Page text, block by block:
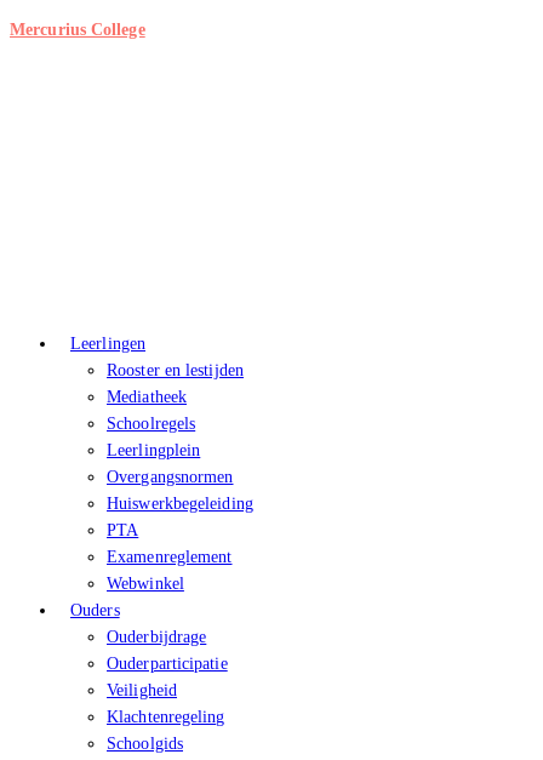
Mercurius College
Menu
Leerlingen
Rooster en lestijden
Mediatheek
Schoolregels
Leerlingplein
Overgangsnormen
Huiswerkbegeleiding
PTA
Examenreglement
Webwinkel
Ouders
Ouderbijdrage
Ouderparticipatie
Veiligheid
Klachtenregeling
Schoolgids